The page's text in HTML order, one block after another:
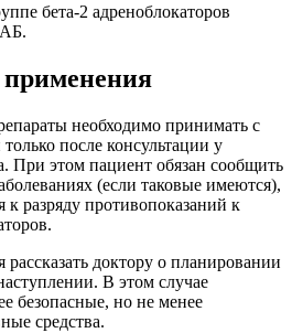
бета-2 адреноблокаторов
необходимо принимать с
после консультации у
При этом пациент обязан сообщить
(если таковые имеются),
к разряду противопоказаний к
доктору о планировании
В этом случае
безопасные, но не менее
средства.